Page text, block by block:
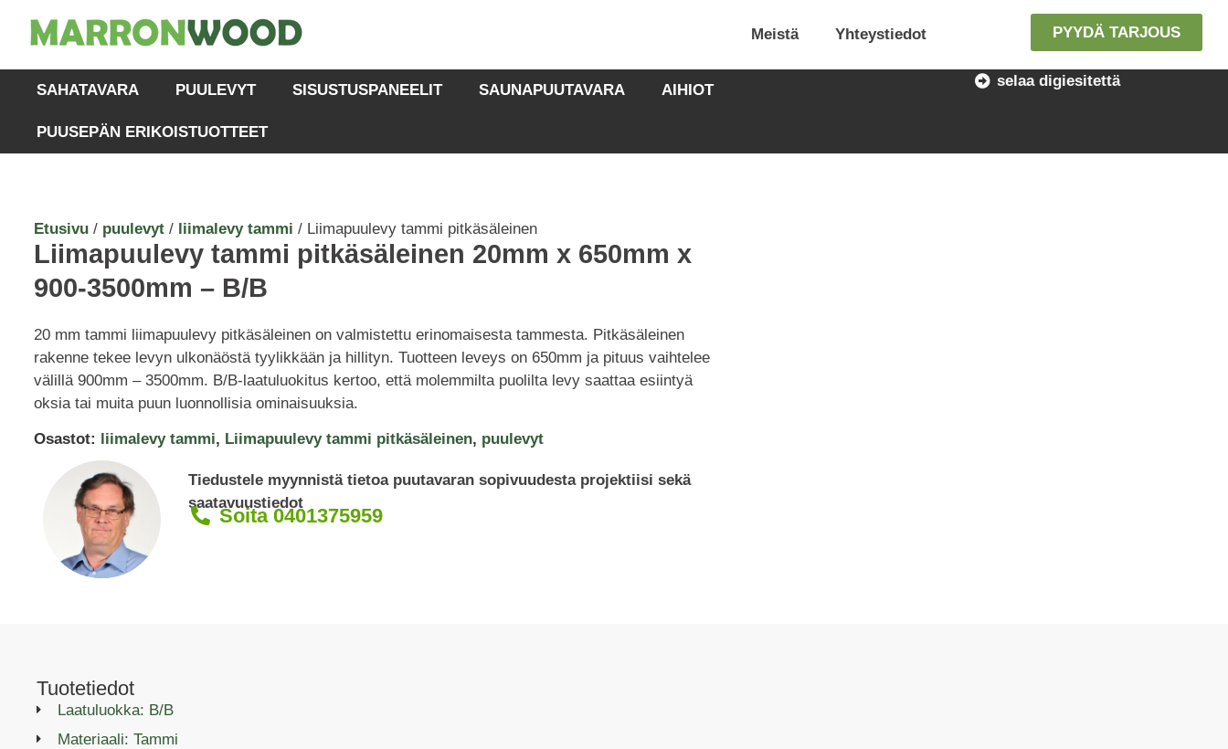
Meistä Yhteystiedot PYYDÄ TARJOUS
selaa digiesitettä
SAHATAVARA PUULEVYT SISUSTUSPANEELIT SAUNAPUUTAVARA AIHIOT
PUUSEPÄN ERIKOISTUOTTEET
Etusivu / puulevyt / liimalevy tammi / Liimapuulevy tammi pitkäsäleinen
Liimapuulevy tammi pitkäsäleinen 20mm x 650mm x
900-3500mm – B/B
20 mm tammi liimapuulevy pitkäsäleinen on valmistettu erinomaisesta tammesta. Pitkäsäleinen
rakenne tekee levyn ulkonäöstä tyylikkään ja hillityn. Tuotteen leveys on 650mm ja pituus vaihtelee
välillä 900mm – 3500mm. B/B-laatuluokitus kertoo, että molemmilta puolilta levy saattaa esiintyä
oksia tai muita puun luonnollisia ominaisuuksia.
Osastot: liimalevy tammi, Liimapuulevy tammi pitkäsäleinen, puulevyt
Tiedustele myynnistä tietoa puutavaran sopivuudesta projektiisi sekä
saatavuustiedot
Soita 0401375959
Tuotetiedot
Laatuluokka: B/B
Materiaali: Tammi